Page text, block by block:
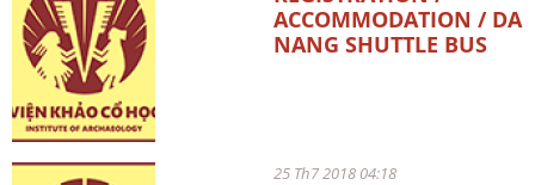
ACCOMMODATION / DA
NANG SHUTTLE BUS
25 Th7 2018 04:18